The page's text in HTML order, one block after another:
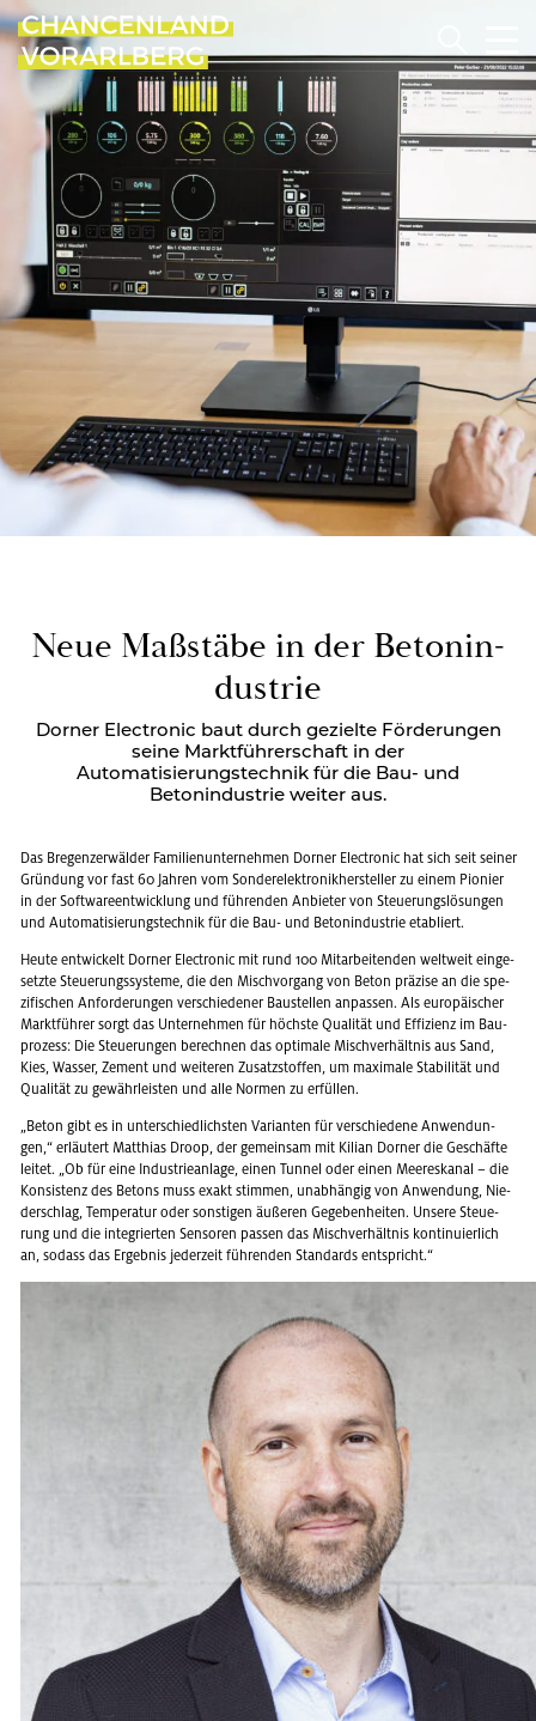
Neue Maß­stä­be in der Be­ton­in­
dus­trie
Dorner Electronic baut durch gezielte Förderungen
seine Marktführerschaft in der
Automatisierungstechnik für die Bau- und
Betonindustrie weiter aus.
Das Bre­gen­zer­wäl­der Fa­mi­li­en­un­ter­neh­men Dor­ner Elec­tro­nic hat sich seit sei­ner
Grün­dung vor fast 60 Jah­ren vom Son­der­elek­tro­nik­her­stel­ler zu einem Pio­nier
in der Soft­ware­ent­wick­lung und füh­ren­den An­bie­ter von Steue­rungs­lö­sun­gen
und Au­to­ma­ti­sie­rungs­tech­nik für die Bau- und Be­ton­in­dus­trie eta­bliert.
Heute ent­wi­ckelt Dor­ner Elec­tro­nic mit rund 100 Mit­ar­bei­ten­den welt­weit ein­ge­
setz­te Steue­rungs­sys­te­me, die den Misch­vor­gang von Beton prä­zi­se an die spe­
zi­fi­schen An­for­de­run­gen ver­schie­de­ner Bau­stel­len an­pas­sen. Als eu­ro­päi­scher
Markt­füh­rer sorgt das Un­ter­neh­men für höchs­te Qua­li­tät und Ef­fi­zi­enz im Bau­
pro­zess: Die Steue­run­gen be­rech­nen das op­ti­ma­le Misch­ver­hält­nis aus Sand,
Kies, Was­ser, Ze­ment und wei­te­ren Zu­satz­stof­fen, um ma­xi­ma­le Sta­bi­li­tät und
Qua­li­tät zu ge­währ­leis­ten und alle Nor­men zu er­fül­len.
„Beton gibt es in un­ter­schied­lichs­ten Va­ri­an­ten für ver­schie­de­ne An­wen­dun­
gen,“ er­läu­tert Mat­thi­as Droop, der ge­mein­sam mit Ki­li­an Dor­ner die Ge­schäf­te
lei­tet. „Ob für eine In­dus­trie­an­la­ge, einen Tun­nel oder einen Mee­res­ka­nal – die
Kon­sis­tenz des Be­tons muss exakt stim­men, un­ab­hän­gig von An­wen­dung, Nie­
der­schlag, Tem­pe­ra­tur oder sons­ti­gen äu­ße­ren Ge­ge­ben­hei­ten. Un­se­re Steue­
rung und die in­te­grier­ten Sen­so­ren pas­sen das Misch­ver­hält­nis kon­ti­nu­ier­lich
an, so­dass das Er­geb­nis je­der­zeit füh­ren­den Stan­dards ent­spricht.“